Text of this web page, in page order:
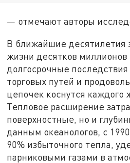
— отмечают авторы
В ближайшие десятилетия
жизни десятков миллионов
долгосрочные
торговых путей и
цепочек коснутся каждого
Тепловое расширение
поверхностные, но и
данным океанологов, с
90% избыточного тепла,
парниковыми газами в